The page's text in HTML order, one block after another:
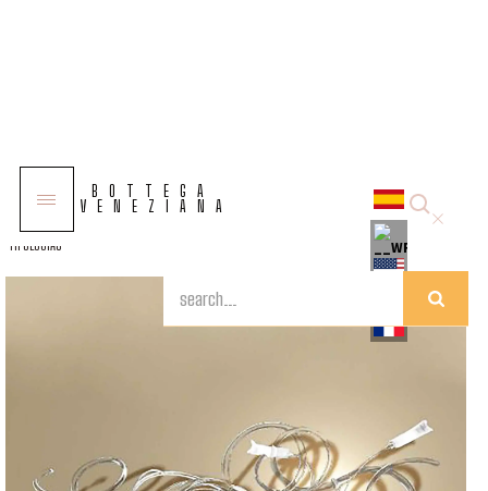
BOTTEGA
VENEZIANA
SOLUCIONES
TIPOLOGÍAS